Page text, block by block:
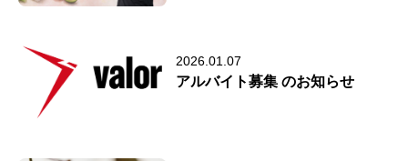
2026.01.07
アルバイト募集 のお知らせ